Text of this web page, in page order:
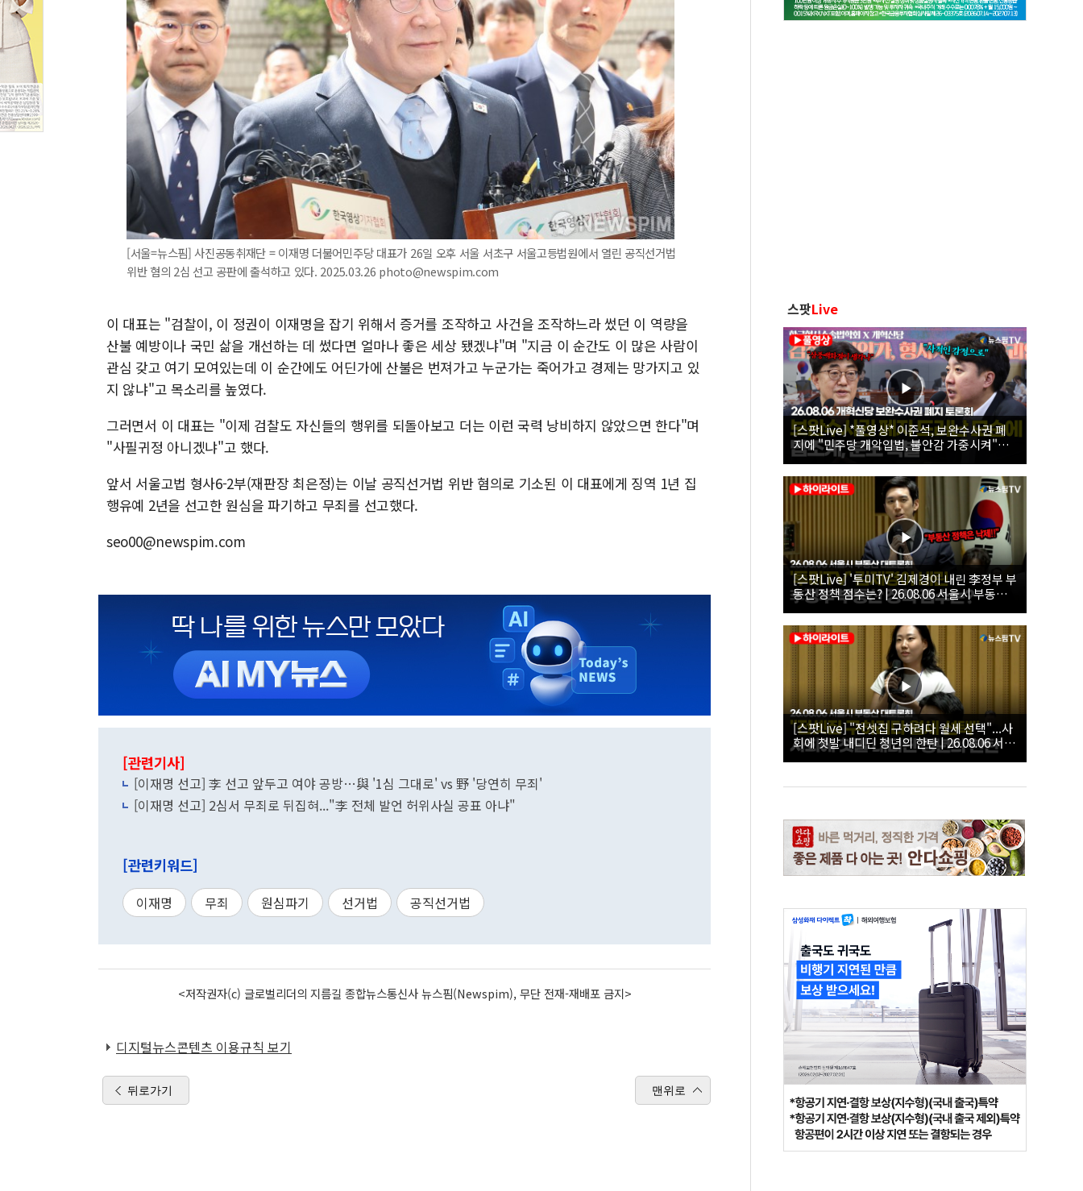
[서울=뉴스핌] 사진공동취재단 = 이재명 더불어민주당 대표가 26일 오후 서울 서초구 서울고등법원에서 열린 공직선거법
위반 혐의 2심 선고 공판에 출석하고 있다. 2025.03.26 photo@newspim.com
이 대표는 "검찰이, 이 정권이 이재명을 잡기 위해서 증거를 조작하고 사건을 조작하느라 썼던 이 역량을
산불 예방이나 국민 삶을 개선하는 데 썼다면 얼마나 좋은 세상 됐겠냐"며 "지금 이 순간도 이 많은 사람이
관심 갖고 여기 모여있는데 이 순간에도 어딘가에 산불은 번져가고 누군가는 죽어가고 경제는 망가지고 있
지 않냐"고 목소리를 높였다.
그러면서 이 대표는 "이제 검찰도 자신들의 행위를 되돌아보고 더는 이런 국력 낭비하지 않았으면 한다"며
"사필귀정 아니겠냐"고 했다.
앞서 서울고법 형사6-2부(재판장 최은정)는 이날 공직선거법 위반 혐의로 기소된 이 대표에게 징역 1년 집
행유예 2년을 선고한 원심을 파기하고 무죄를 선고했다.
seo00@newspim.com
[관련기사]
[이재명 선고] 李 선고 앞두고 여야 공방…與 '1심 그대로' vs 野 '당연히 무죄'
[이재명 선고] 2심서 무죄로 뒤집혀..."李 전체 발언 허위사실 공표 아냐"
[관련키워드]
이재명 무죄 원심파기 선거법 공직선거법
<저작권자(c) 글로벌리더의 지름길 종합뉴스통신사 뉴스핌(Newspim), 무단 전재-재배포 금지>
디지털뉴스콘텐츠 이용규칙 보기
뒤로가기 맨위로
스팟Live
[스팟Live] *풀영상* 이준석, 보완수사권 폐
지에 "민주당 개악입법, 불안감 가중시켜"｜
26.08.06 개혁신당 보완수사권 폐지 토론회
[스팟Live] '투미TV' 김제경이 내린 李정부 부
동산 정책 점수는? | 26.08.06 서울시 부동산
대토론회
[스팟Live] "전셋집 구하려다 월세 선택"...사
회에 첫발 내디딘 청년의 한탄 | 26.08.06 서울
시 부동산 대토론회